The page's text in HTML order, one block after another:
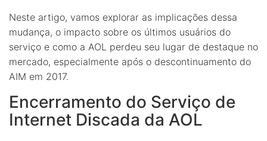
Neste artigo, vamos explorar as implicações dessa
mudança, o impacto sobre os últimos usuários do
serviço e como a AOL perdeu seu lugar de destaque no
mercado, especialmente após o descontinuamento do
AIM em 2017.
Encerramento do Serviço de
Internet Discada da AOL